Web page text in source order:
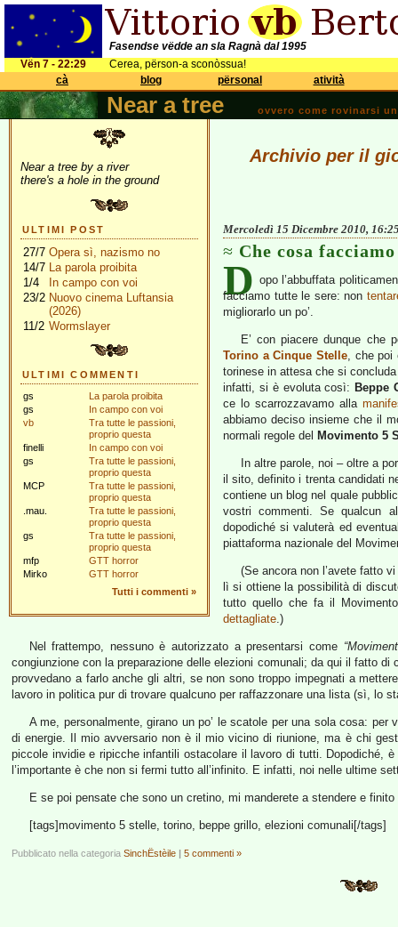
Fasendse vëdde an sla Ragnà dal 1995
Vën 7 - 22:29
Cerea, përson-a sconòssua!
cà
blog përsonal atività
Near a tree ovvero come rovinarsi
Near a tree by a river
there's a hole in the ground
ULTIMI POST
27/7 Opera sì, nazismo no
14/7 La parola proibita
1/4
In campo con voi
23/2 Nuovo cinema Luftansia
(2026)
11/2 Wormslayer
ULTIMI COMMENTI
gs
La parola proibita
gs
In campo con voi
vb
Tra tutte le passioni,
proprio questa
finelli
In campo con voi
gs
Tra tutte le passioni,
proprio questa
MCP
Tra tutte le passioni,
proprio questa
.mau.
Tra tutte le passioni,
proprio questa
gs
Tra tutte le passioni,
proprio questa
mfp
GTT horror
Mirko
GTT horror
Tutti i commenti »
Archivio per il
Mercoledì 15 Dicembre 2010,
Che cosa
D opo l’abbuffata
facciamo tutte le sere: non
migliorarlo un po’.
E’ con piacere dunque
Torino a Cinque Stelle, che poi
torinese in attesa che si
infatti, si è evoluta così: Beppe
ce lo scarrozzavamo alla
abbiamo deciso insieme che il
normali regole del Movimento 5
In altre parole, noi – oltre a
il sito, definito i trenta candidati
contiene un blog nel quale
vostri commenti. Se qualcun
dopodiché si valuterà ed
piattaforma nazionale del
(Se ancora non l’avete fatto
lì si ottiene la possibilità di
tutto quello che fa il
dettagliate.)
Nel frattempo, nessuno è autorizzato a presentarsi come
congiunzione con la preparazione delle elezioni comunali; da qui il fatto
provvedano a farlo anche gli altri, se non sono troppo impegnati a
lavoro in politica pur di trovare qualcuno per raffazzonare una lista (sì, lo
A me, personalmente, girano un po’ le scatole per una sola cosa:
di energie. Il mio avversario non è il mio vicino di riunione, ma è chi
piccole invidie e ripicche infantili ostacolare il lavoro di tutti. Dopodiché,
l’importante è che non si fermi tutto all’infinito. E infatti, noi nelle ultime
E se poi pensate che sono un cretino, mi manderete a stendere e
[tags]movimento 5 stelle, torino, beppe grillo, elezioni comunali[/tags]
Pubblicato nella categoria SinchËstèile | 5 commenti »